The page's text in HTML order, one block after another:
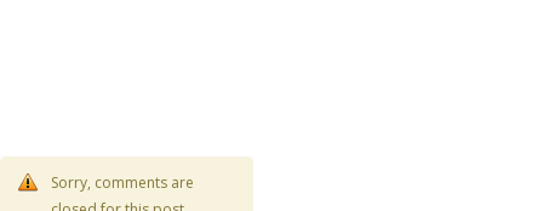
Sorry, comments are